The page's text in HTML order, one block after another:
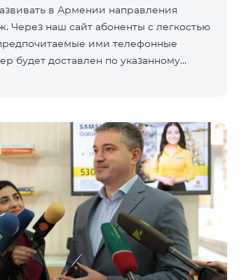
в Армении направления
Через наш сайт абоненты с легкостью
ими телефонные
будет доставлен по указанному